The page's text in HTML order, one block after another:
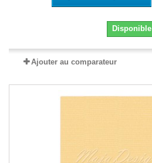
Disponible
Ajouter au comparateur